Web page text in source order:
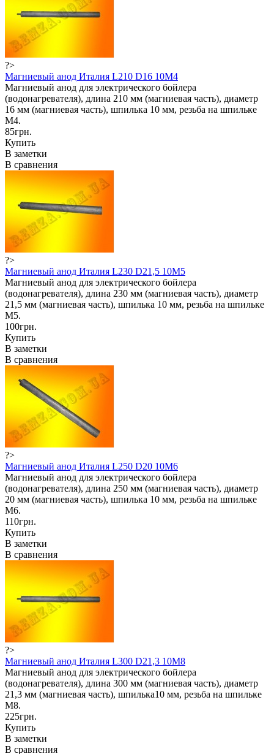
?>
Магниевый анод Италия L210 D16 10M4
Магниевый анод для электрического бойлера
(водонагревателя), длина 210 мм (магниевая часть), диаметр
16 мм (магниевая часть), шпилька 10 мм, резьба на шпильке
М4.
85грн.
Купить
В заметки
В сравнения
?>
Магниевый анод Италия L230 D21,5 10M5
Магниевый анод для электрического бойлера
(водонагревателя), длина 230 мм (магниевая часть), диаметр
21,5 мм (магниевая часть), шпилька 10 мм, резьба на шпильке
М5.
100грн.
Купить
В заметки
В сравнения
?>
Магниевый анод Италия L250 D20 10M6
Магниевый анод для электрического бойлера
(водонагревателя), длина 250 мм (магниевая часть), диаметр
20 мм (магниевая часть), шпилька 10 мм, резьба на шпильке
М6.
110грн.
Купить
В заметки
В сравнения
?>
Магниевый анод Италия L300 D21,3 10M8
Магниевый анод для электрического бойлера
(водонагревателя), длина 300 мм (магниевая часть), диаметр
21,3 мм (магниевая часть), шпилька10 мм, резьба на шпильке
М8.
225грн.
Купить
В заметки
В сравнения